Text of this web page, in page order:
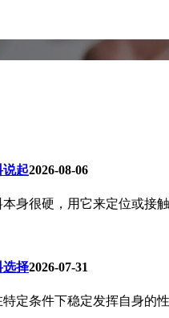
起2026-08-06
很硬，用它来定位或接
选择2026-07-31
条件下稳定发挥自身的